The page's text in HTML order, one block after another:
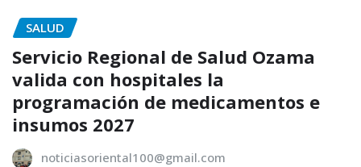
SALUD
Servicio Regional de Salud Ozama
valida con hospitales la
programación de medicamentos e
insumos 2027
noticiasoriental100@gmail.com